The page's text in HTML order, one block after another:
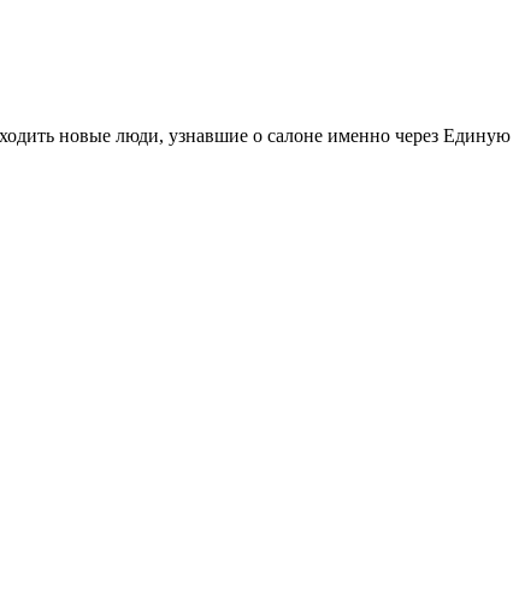
новые люди, узнавшие о салоне именно через Единую